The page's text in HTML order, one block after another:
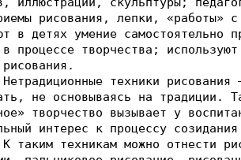
рисования, лепки, «работы» с
в детях умение самостоятельно
процессе творчества; используют
техники рисования –
не основываясь на традиции.
творчество вызывает у
интерес к процессу
таким техникам можно отнести